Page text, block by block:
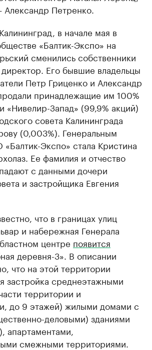
Петренко.
в начале мая в
«Балтик-Экспо» на
сменились собственники
Его бывшие владельцы
Петр Гриценко и Александр
принадлежащие им 100%
«Нивелир-Запад» (99,9% акций)
совета Калининграда
(0,003%). Генеральным
Экспо» стала Кристина
Ее фамилия и отчество
с данными дочери
и застройщика Евгения
что в границах улиц
и набережная Генерала
центре появится
деревня-3». В описании
что на этой территории
застройка среднеэтажными
территории и
до 9 этажей) жилыми домами с
деловыми) зданиями
апартаментами,
смежными территориями.